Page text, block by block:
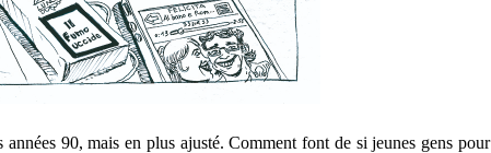
90, mais en plus ajusté. Comment font de si jeunes gens pour